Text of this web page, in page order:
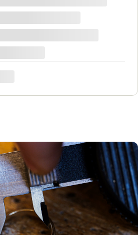
bardzo korzystne, na
pierścionku udało się
krótkim czasie. Dziękuję,
bardzo ważny moment,
miejsce.